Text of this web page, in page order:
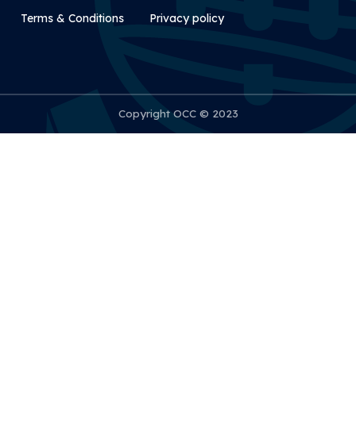
Rodapé Secundário
Terms & Conditions Privacy policy
Copyright OCC © 2023